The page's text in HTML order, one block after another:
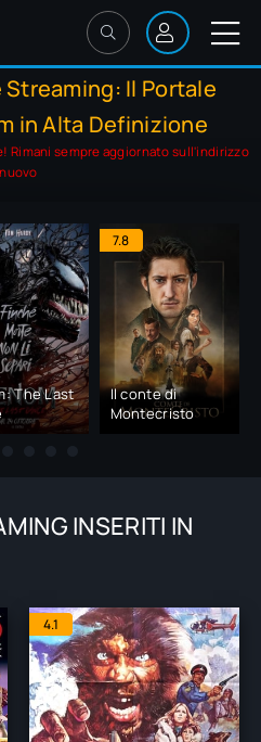
Il Portale
in Alta Definizione
Rimani sempre aggiornato sull'indirizzo
nuovo
The Last
7.8
Il conte di
Montecristo
INSERITI IN
4.1